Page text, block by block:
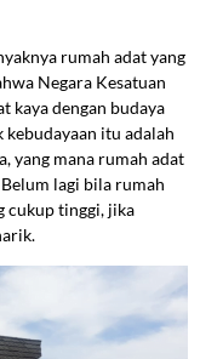
rumah adat yang
Negara Kesatuan
kaya dengan budaya
kebudayaan itu adalah
yang mana rumah adat
lagi bila rumah
cukup tinggi, jika